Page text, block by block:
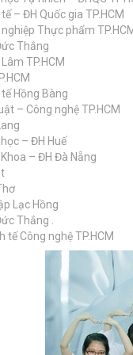
– ĐH Quốc gia TP.HCM
Thực phẩm
Thắng
TP.HCM
Hồng Bàng
– Công nghệ TP.HCM
– ĐH Huế
– ĐH Đà Nẵng
Lạc Hồng
Thắng .
Công nghệ TP.HCM